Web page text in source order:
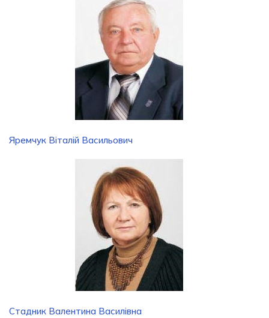
Яремчук Віталій Васильович
Стадник Валентина Василівна